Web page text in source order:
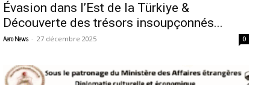
Évasion dans l’Est de la Türkiye &
Découverte des trésors insoupçonnés...
Aero News - 27 décembre 2025 0